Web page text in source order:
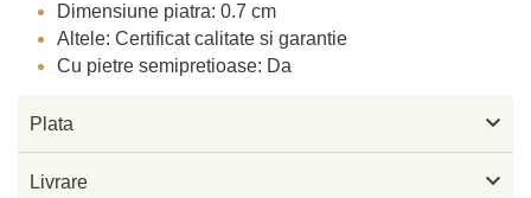
Dimensiune piatra: 0.7 cm
Altele: Certificat calitate si garantie
Cu pietre semipretioase: Da
Plata 
Livrare 